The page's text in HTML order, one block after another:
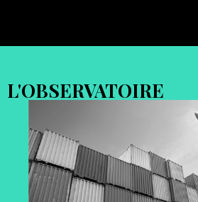
L'OBSERVATOIRE